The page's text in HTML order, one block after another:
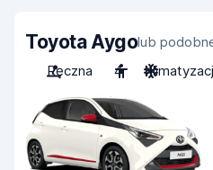
Toyota Aygolub
Ręczna
4